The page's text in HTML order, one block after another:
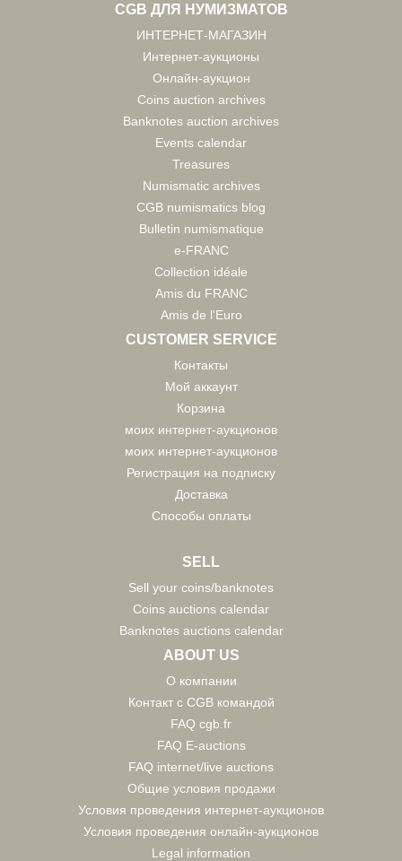
CGB ДЛЯ НУМИЗМАТОВ
ИНТЕРНЕТ-МАГАЗИН
Интернет-аукционы
Онлайн-аукцион
Coins auction archives
Banknotes auction archives
Events calendar
Treasures
Numismatic archives
CGB numismatics blog
Bulletin numismatique
e-FRANC
Collection idéale
Amis du FRANC
Amis de l'Euro
CUSTOMER SERVICE
Контакты
Мой аккаунт
Корзина
моих интернет-аукционов
моих интернет-аукционов
Регистрация на подписку
Доставка
Способы оплаты
SELL
Sell your coins/banknotes
Coins auctions calendar
Banknotes auctions calendar
ABOUT US
О компании
Контакт с CGB командой
FAQ cgb.fr
FAQ E-auctions
FAQ internet/live auctions
Общие условия продажи
Условия проведения интернет-аукционов
Условия проведения онлайн-аукционов
Legal information